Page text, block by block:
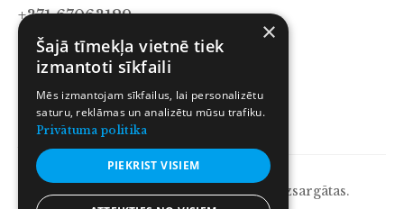
+371 67063129
Mūkusalas iela 15a, Rīga, LV-1004
Sekot mums
Instagram
© 2026 Dienas Grāmata. Visas tiesības aizsargātas.
×
Šajā tīmekļa vietnē tiek
izmantoti sīkfaili
Mēs izmantojam sīkfailus, lai personalizētu
saturu, reklāmas un analizētu mūsu trafiku.
Privātuma politika
PIEKRIST VISIEM